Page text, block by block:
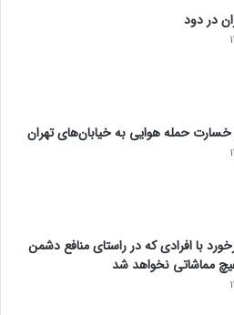
در دود
با افرادی که در راستای منافع دشمن
مماشاتی نخواهد شد